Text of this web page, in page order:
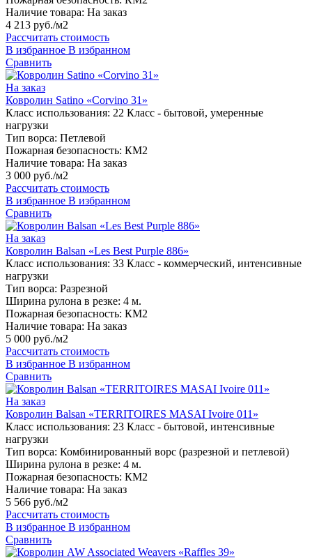
Наличие товара: На заказ
4 213 руб./м2
Рассчитать стоимость
В избранное В избранном
Сравнить
На заказ
Ковролин Satino «Corvino 31»
Класс использования: 22 Класс - бытовой, умеренные
нагрузки
Тип ворса: Петлевой
Пожарная безопасность: КМ2
Наличие товара: На заказ
3 000 руб./м2
Рассчитать стоимость
В избранное В избранном
Сравнить
На заказ
Ковролин Balsan «Les Best Purple 886»
Класс использования: 33 Класс - коммерческий, интенсивные
нагрузки
Тип ворса: Разрезной
Ширина рулона в резке: 4 м.
Пожарная безопасность: КМ2
Наличие товара: На заказ
5 000 руб./м2
Рассчитать стоимость
В избранное В избранном
Сравнить
На заказ
Ковролин Balsan «TERRITOIRES MASAI Ivoire 011»
Класс использования: 23 Класс - бытовой, интенсивные
нагрузки
Тип ворса: Комбинированный ворс (разрезной и петлевой)
Ширина рулона в резке: 4 м.
Пожарная безопасность: КМ2
Наличие товара: На заказ
5 566 руб./м2
Рассчитать стоимость
В избранное В избранном
Сравнить